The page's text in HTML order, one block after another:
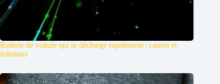
Batterie de voiture qui se décharge rapidement : causes et
solutions